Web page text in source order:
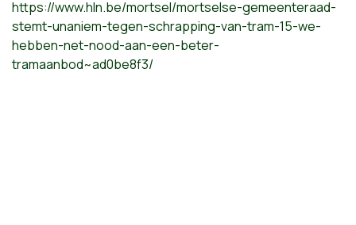
https://www.hln.be/mortsel/mortselse-gemeenteraad-
stemt-unaniem-tegen-schrapping-van-tram-15-we-
hebben-net-nood-aan-een-beter-
tramaanbod~ad0be8f3/